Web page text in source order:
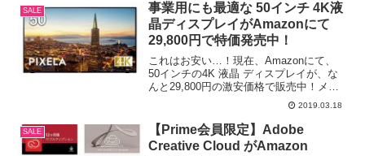
SALE
事業用にも最適な 50インチ 4K液
晶ディスプレイがAmazonにて
29,800円で特価発売中！
これはお安い…！現在、Amazonにて、
50インチの4K 液晶 ディスプレイが、な
んと29,800円の激安価格で販売中！メー
カーはピクセラで、チューナー非搭載の
ためテレビ放送が視聴したい場合はチュ
ーナーが別途必要となる、4K対応のディ
スプレ...
2019.03.18
SALE
【Prime会員限定】Adobe
Creative Cloud がAmazon